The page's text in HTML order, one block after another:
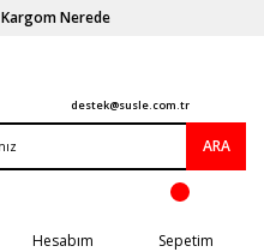
Kargom Nerede
destek@susle.com.tr
ARA
Hesabım Sepetim